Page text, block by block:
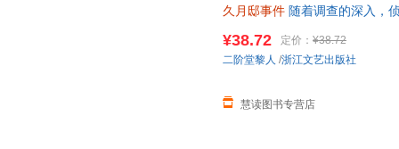
久月邸事件 随着调查的深入，
天无理由退换货
¥38.72 定价： ¥38.72
慧读图书专营店
二阶堂黎人 /浙江文艺出版社